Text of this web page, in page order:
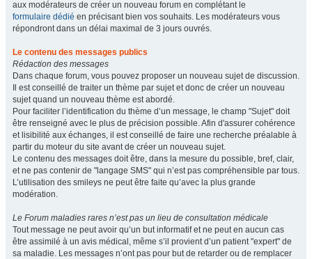
aux modérateurs de créer un nouveau forum en complétant le
formulaire dédié en précisant bien vos souhaits. Les modérateurs vous
répondront dans un délai maximal de 3 jours ouvrés.
Le contenu des messages publics
Rédaction des messages
Dans chaque forum, vous pouvez proposer un nouveau sujet de discussion.
Il est conseillé de traiter un thème par sujet et donc de créer un nouveau
sujet quand un nouveau thème est abordé.
Pour faciliter l’identification du thème d’un message, le champ "Sujet" doit
être renseigné avec le plus de précision possible. Afin d'assurer cohérence
et lisibilité aux échanges, il est conseillé de faire une recherche préalable à
partir du moteur du site avant de créer un nouveau sujet.
Le contenu des messages doit être, dans la mesure du possible, bref, clair,
et ne pas contenir de "langage SMS" qui n’est pas compréhensible par tous.
L’utilisation des smileys ne peut être faite qu’avec la plus grande
modération.
Le Forum maladies rares n’est pas un lieu de consultation médicale
Tout message ne peut avoir qu’un but informatif et ne peut en aucun cas
être assimilé à un avis médical, même s’il provient d’un patient "expert" de
sa maladie. Les messages n’ont pas pour but de retarder ou de remplacer